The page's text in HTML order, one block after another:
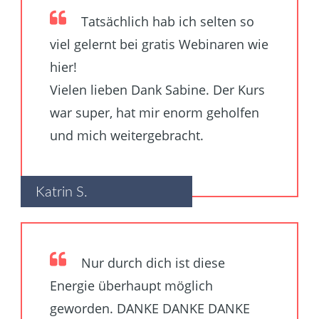
Tatsächlich hab ich selten so
viel gelernt bei gratis Webinaren wie
hier!
Vielen lieben Dank Sabine. Der Kurs
war super, hat mir enorm geholfen
und mich weitergebracht.
Katrin S.
Nur durch dich ist diese
Energie überhaupt möglich
geworden. DANKE DANKE DANKE